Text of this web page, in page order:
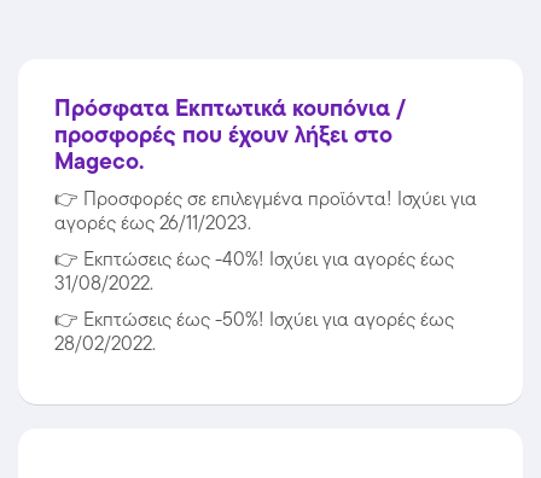
Πρόσφατα Εκπτωτικά κουπόνια /
προσφορές που έχουν λήξει στο
Mageco.
👉 Προσφορές σε επιλεγμένα προϊόντα! Ισχύει για
αγορές έως 26/11/2023.
👉 Εκπτώσεις έως -40%! Ισχύει για αγορές έως
31/08/2022.
👉 Εκπτώσεις έως -50%! Ισχύει για αγορές έως
28/02/2022.